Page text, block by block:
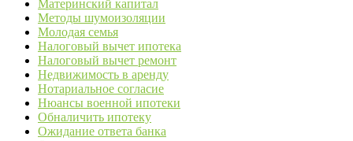
Материнский капитал
Методы шумоизоляции
Молодая семья
Налоговый вычет ипотека
Налоговый вычет ремонт
Недвижимость в аренду
Нотариальное согласие
Нюансы военной ипотеки
Обналичить ипотеку
Ожидание ответа банка